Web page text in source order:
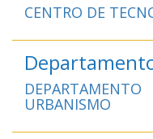
CENTRO DE
URBANISMO